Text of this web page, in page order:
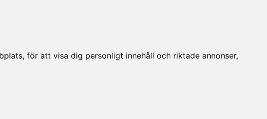
för att visa dig personligt innehåll och riktade annonser,